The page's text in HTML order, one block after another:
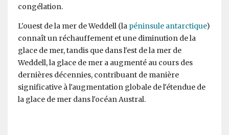
congélation.
L'ouest de la mer de Weddell (la péninsule antarctique)
connaît un réchauffement et une diminution de la
glace de mer, tandis que dans l'est de la mer de
Weddell, la glace de mer a augmenté au cours des
dernières décennies, contribuant de manière
significative à l'augmentation globale de l'étendue de
la glace de mer dans l'océan Austral.